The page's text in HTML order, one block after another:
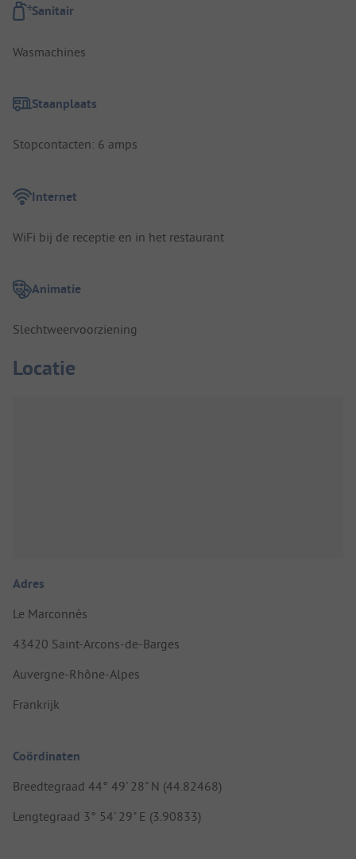
Sanitair
Wasmachines
Staanplaats
Stopcontacten: 6 amps
Internet
WiFi bij de receptie en in het restaurant
Animatie
Slechtweervoorziening
Locatie
Adres
Le Marconnès
43420 Saint-Arcons-de-Barges
Auvergne-Rhône-Alpes
Frankrijk
Coördinaten
Breedtegraad 44° 49' 28" N (44.82468)
Lengtegraad 3° 54' 29" E (3.90833)